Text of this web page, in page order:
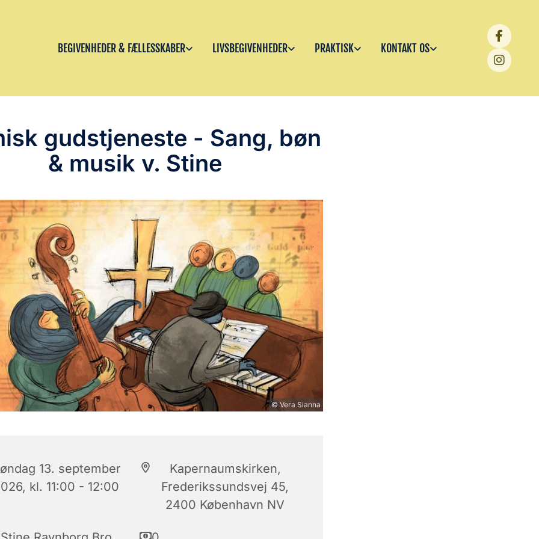
BEGIVENHEDER & FÆLLESSKABER LIVSBEGIVENHEDER PRAKTISK KONTAKT OS
gudstjeneste - Sang, bøn
& musik v. Stine
© Vera Sianna
13. september
kl. 11:00 - 12:00
Kapernaumskirken,
Frederikssundsvej 45,
2400 København NV